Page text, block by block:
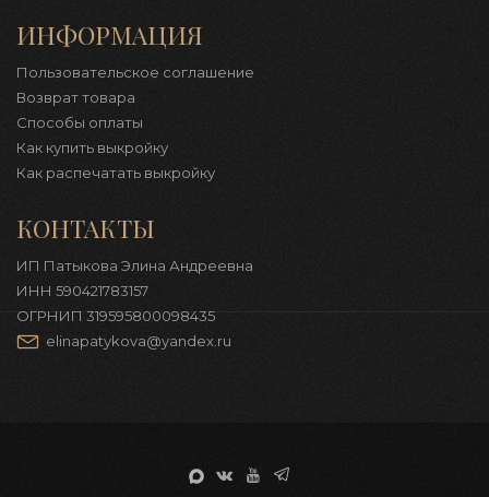
ИНФОРМАЦИЯ
Пользовательское соглашение
Возврат товара
Способы оплаты
Как купить выкройку
Как распечатать выкройку
КОНТАКТЫ
ИП Патыкова Элина Андреевна
ИНН 590421783157
ОГРНИП 319595800098435
elinapatykova@yandex.ru